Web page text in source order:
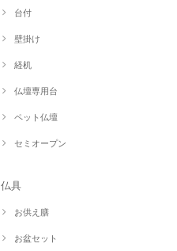
台付
壁掛け
経机
仏壇専用台
ペット仏壇
セミオープン
仏具
お供え膳
お盆セット